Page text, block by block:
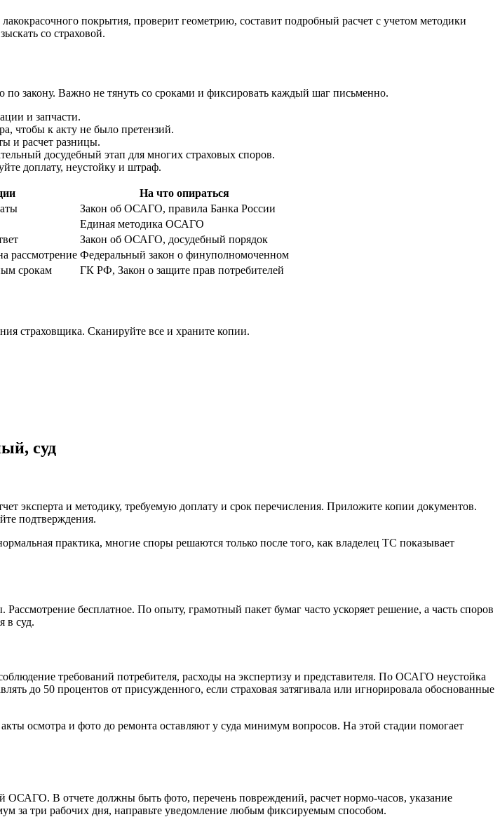
покрытия, проверит геометрию, составит подробный расчет с учетом методики
со страховой.
закону. Важно не тянуть со сроками и фиксировать каждый шаг письменно.
и запчасти.
чтобы к акту не было претензий.
и расчет разницы.
досудебный этап для многих страховых споров.
доплату, неустойку и штраф.
На что опираться
Закон об ОСАГО, правила Банка России
Единая методика ОСАГО
Закон об ОСАГО, досудебный порядок
рассмотрение Федеральный закон о финуполномоченном
срокам ГК РФ, Закон о защите прав потребителей
страховщика. Сканируйте все и храните копии.
суд
эксперта и методику, требуемую доплату и срок перечисления. Приложите копии документов.
подтверждения.
практика, многие споры решаются только после того, как владелец ТС показывает
бесплатное. По опыту, грамотный пакет бумаг часто ускоряет решение, а часть споров
в суд.
требований потребителя, расходы на экспертизу и представителя. По ОСАГО неустойка
до 50 процентов от присужденного, если страховая затягивала или игнорировала обоснованные
осмотра и фото до ремонта оставляют у суда минимум вопросов. На этой стадии помогает
В отчете должны быть фото, перечень повреждений, расчет нормо-часов, указание
за три рабочих дня, направьте уведомление любым фиксируемым способом.